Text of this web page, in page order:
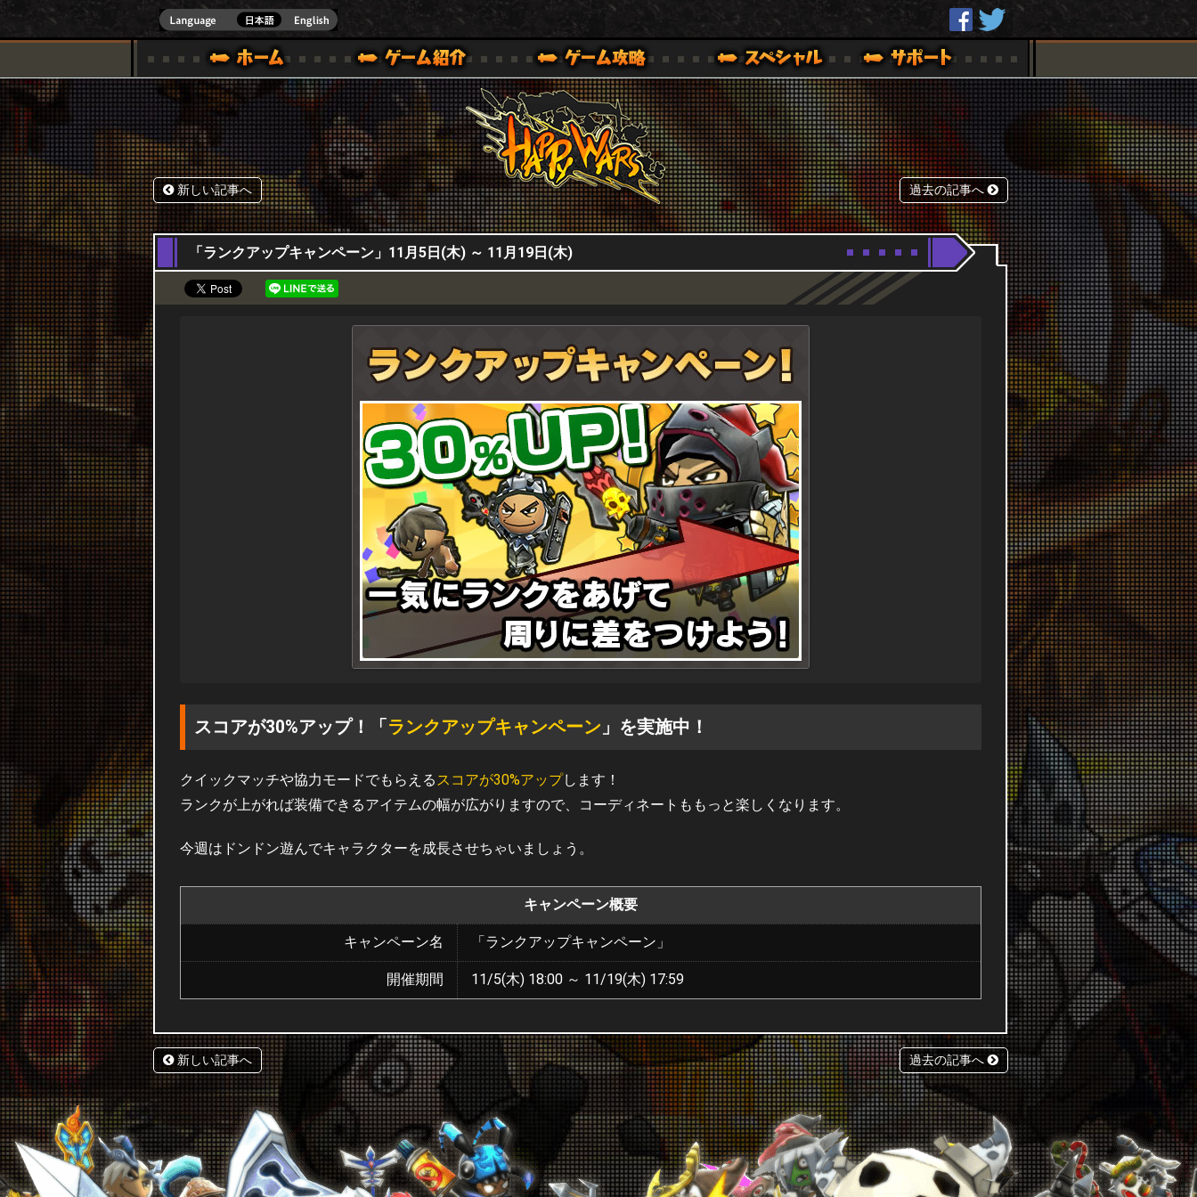
HappyWars
)公式サイト [ XBOX 360,XBOX ONE VER.]
ゲームガイド
スペシャル｜HAPPY WARS(ハッピーウォーズ)公式サイト [ XBOX 360,XBOX ONE VER.]
サポート | HAPPY WARS(ハッピーウォーズ)公式サイト [ XBOX 360,XBOX ONE VER.]
新しい記事へ 過去の記事へ
05,11,2020
「ランクアップキャンペーン」11月5日(木) ～ 11月19日(木)
スコアが30%アップ！「 ランクアップキャンペーン 」を実施中！
クイックマッチや協力モードでもらえるスコアが30%アップします！
ランクが上がれば装備できるアイテムの幅が広がりますので、コーディネートももっと楽しくなります。
今週はドンドン遊んでキャラクターを成長させちゃいましょう。
キャンペーン概要
キャンペーン名 「ランクアップキャンペーン」
開催期間 11/5(木) 18:00 ～ 11/19(木) 17:59
新しい記事へ 過去の記事へ